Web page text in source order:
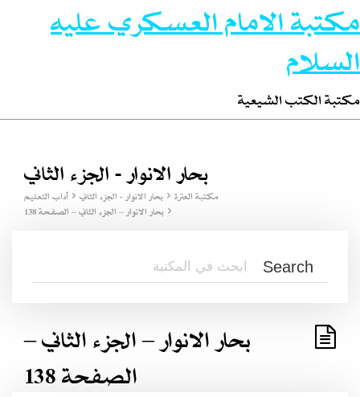
مكتبة الامام العسكري عليه
السلام
مكتبة الكتب الشيعية
بحار الانوار - الجزء الثاني
مكتبة العترة بحار الانوار - الجزء الثاني
آداب التعليم
بحار الانوار – الجزء الثاني – الصفحة 138
بحار الانوار – الجزء الثاني –
الصفحة 138